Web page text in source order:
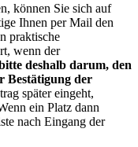
können Sie sich auf
Ihnen per Mail den
praktische
wenn der
deshalb darum, den
Bestätigung der
später eingeht,
ein Platz dann
nach Eingang der